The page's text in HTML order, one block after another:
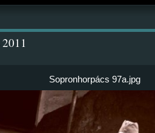
Sopronhorpács 97a.jpg